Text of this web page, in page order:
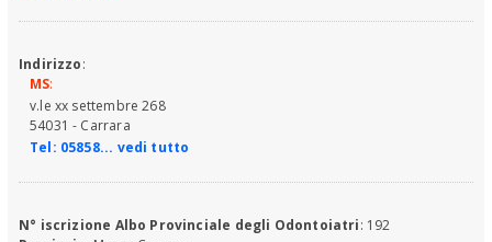
Indirizzo:
MS:
v.le xx settembre 268
54031 - Carrara
Tel: 05858... vedi tutto
N° iscrizione Albo Provinciale degli Odontoiatri: 192